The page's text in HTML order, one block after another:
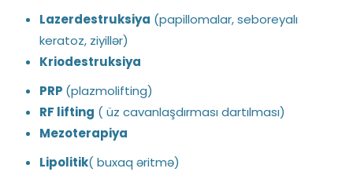
Lazerdestruksiya (papillomalar, seboreyalı
keratoz, ziyillər)
Kriodestruksiya
PRP (plazmolifting)
RF lifting ( üz cavanlaşdırması dartılması)
Mezoterapiya
Lipolitik( buxaq əritmə)